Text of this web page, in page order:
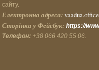
сайту.
Електронна адреса:
Сторінка у Фейсбук: https://
Телефон: +38 066 420 55 06.